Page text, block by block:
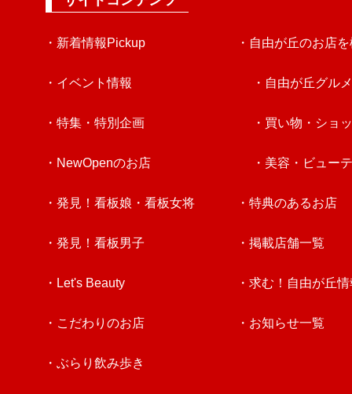
・新着情報Pickup
・イベント情報
・特集・特別企画
・NewOpenのお店
・発見！看板娘・看板女将
・発見！看板男子
・Let's Beauty
・こだわりのお店
・ぶらり飲み歩き
・自由が丘のお店
・自由が丘グルメ
・買い物・ショ
・美容・ビュー
・特典のあるお店
・掲載店舗一覧
・求む！自由が丘
・お知らせ一覧